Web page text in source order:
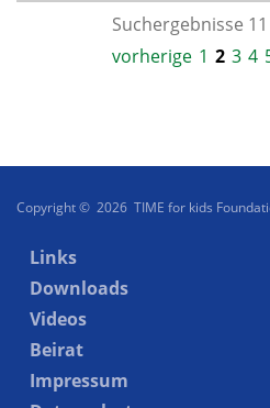
Suchergebnisse
vorherige 1 2 3 4
Copyright © 2026 TIME for kids
Links
Downloads
Videos
Beirat
Impressum